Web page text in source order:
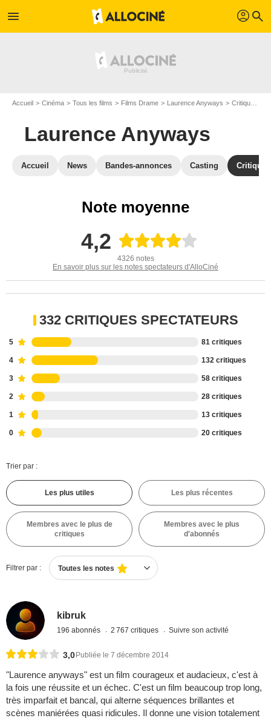
menu profil search
Accueil Cinéma Tous les films Films Drame Laurence Anyways Critiques Laurence Anyways
Laurence Anyways
Accueil News Bandes-annonces Casting
Note moyenne
4,2
4326 notes
En savoir plus sur les notes spectateurs d'AlloCiné
332 CRITIQUES SPECTATEURS
5 81 critiques
4 132 critiques
3 58 critiques
2 28 critiques
1 13 critiques
0 20 critiques
Trier par :
Les plus utiles Les plus récentes
Membres avec le plus de
critiques
Membres avec le plus
d'abonnés
Filtrer par : Toutes les notes
kibruk
196 abonnés 2 767 critiques Suivre son activité
3,0 Publiée le 7 décembre 2014
"Laurence anyways" est un film courageux et audacieux, c'est à
la fois une réussite et un échec. C'est un film beaucoup trop long,
très imparfait et bancal, qui alterne séquences brillantes et
scènes maniérées quasi ridicules. Il donne une vision totalement